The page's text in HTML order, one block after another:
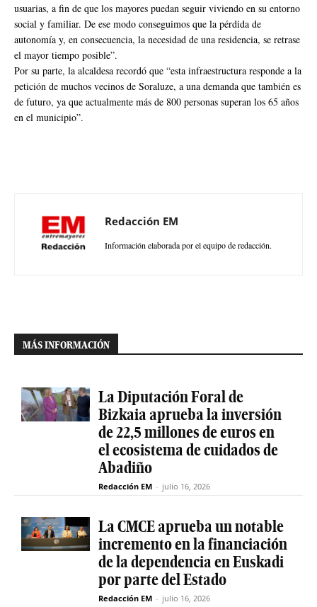
usuarias, a fin de que los mayores puedan seguir viviendo en su entorno
social y familiar. De ese modo conseguimos que la pérdida de
autonomía y, en consecuencia, la necesidad de una residencia, se retrase
el mayor tiempo posible”.
Por su parte, la alcaldesa recordó que “esta infraestructura responde a la
petición de muchos vecinos de Soraluze, a una demanda que también es
de futuro, ya que actualmente más de 800 personas superan los 65 años
en el municipio”.
Redacción EM
Información elaborada por el equipo de redacción.
MÁS INFORMACIÓN
La Diputación Foral de
Bizkaia aprueba la inversión
de 22,5 millones de euros en
el ecosistema de cuidados de
Abadiño
Redacción EM - julio 16, 2026
La CMCE aprueba un notable
incremento en la financiación
de la dependencia en Euskadi
por parte del Estado
Redacción EM - julio 16, 2026